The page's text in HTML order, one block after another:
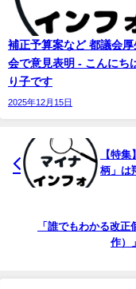
補正予算案など 都議会厚
会で意見表明 - こんにち
り子です
2025年12月15日
【特
柄」は
「誰でもわかる改正
作）